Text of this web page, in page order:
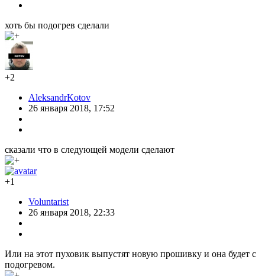
хоть бы подогрев сделали
+2
AleksandrKotov
26 января 2018, 17:52
сказали что в следующей модели сделают
+1
Voluntarist
26 января 2018, 22:33
Или на этот пуховик выпустят новую прошивку и она будет с
подогревом.